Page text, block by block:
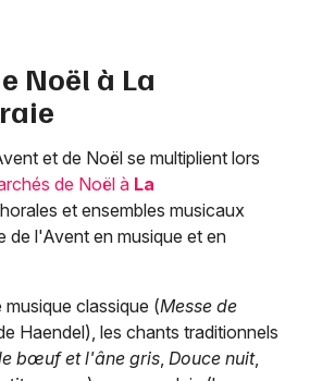
Noël à La
et de Noël se multiplient lors
de Noël à La
et ensembles musicaux
de l'Avent en musique et en
classique (Messe de
Haendel), les chants traditionnels
bœuf et l'âne gris, Douce nuit,